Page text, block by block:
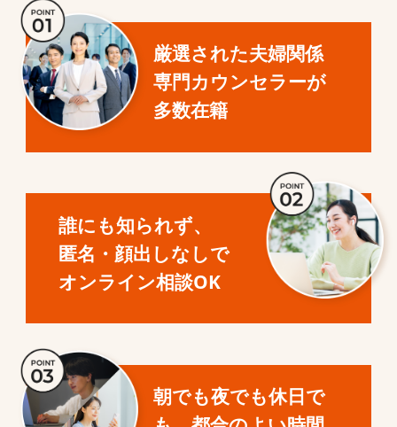
厳選された夫婦関係
専門カウンセラーが
多数在籍
誰にも知られず、
匿名・顔出しなしで
オンライン相談OK
朝でも夜でも休日で